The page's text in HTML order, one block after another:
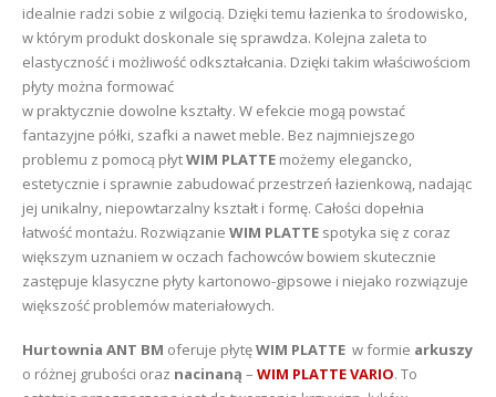
idealnie radzi sobie z wilgocią. Dzięki temu łazienka to środowisko,
w którym produkt doskonale się sprawdza. Kolejna zaleta to
elastyczność i możliwość odkształcania. Dzięki takim właściwościom
płyty można formować
w praktycznie dowolne kształty. W efekcie mogą powstać
fantazyjne półki, szafki a nawet meble. Bez najmniejszego
problemu z pomocą płytWIM PLATTE możemy elegancko,
estetycznie i sprawnie zabudować przestrzeń łazienkową, nadając
jej unikalny, niepowtarzalny kształt i formę. Całości dopełnia
łatwość montażu. Rozwiązanie WIM PLATTE spotyka się z coraz
większym uznaniem w oczach fachowców bowiem skutecznie
zastępuje klasyczne płyty kartonowo-gipsowe i niejako rozwiązuje
większość problemów materiałowych.
Hurtownia ANT BM oferuje płytęWIM PLATTE w formie arkuszy
o różnej grubości oraz nacinaną – WIM PLATTE VARIO. To